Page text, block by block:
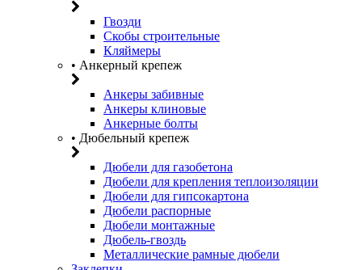
Гвозди
Скобы строительные
Кляймеры
• Анкерный крепеж
Анкеры забивные
Анкеры клиновые
Анкерные болты
• Дюбельный крепеж
Дюбели для газобетона
Дюбели для крепления теплоизоляции
Дюбели для гипсокартона
Дюбели распорные
Дюбели монтажные
Дюбель-гвоздь
Металлические рамные дюбели